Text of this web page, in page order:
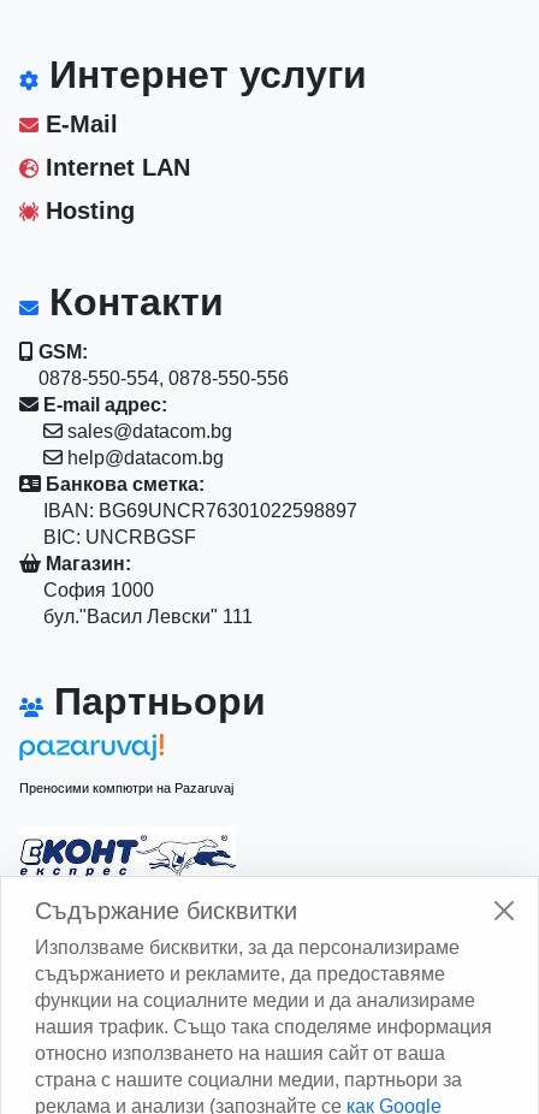
Интернет услуги
E-Mail
Internet LAN
Hosting
Контакти
GSM:
0878-550-554, 0878-550-556
E-mail адрес:
sales@datacom.bg
help@datacom.bg
Банкова сметка:
IBAN: BG69UNCR76301022598897
BIC: UNCRBGSF
Магазин:
София 1000
бул."Васил Левски" 111
Партньори
Преносими компютри на Pazaruvaj
Изчисли доставката с Еконт
Изчисли доставката със Спиди
Съдържание бисквитки
Използваме бисквитки, за да персонализираме
съдържанието и рекламите, да предоставяме
функции на социалните медии и да анализираме
нашия трафик. Също така споделяме информация
относно използването на нашия сайт от ваша
страна с нашите социални медии, партньори за
реклама и анализи (запознайте се как Google